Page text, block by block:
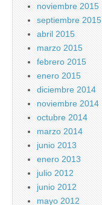
noviembre 2015
septiembre 2015
abril 2015
marzo 2015
febrero 2015
enero 2015
diciembre 2014
noviembre 2014
octubre 2014
marzo 2014
junio 2013
enero 2013
julio 2012
junio 2012
mayo 2012